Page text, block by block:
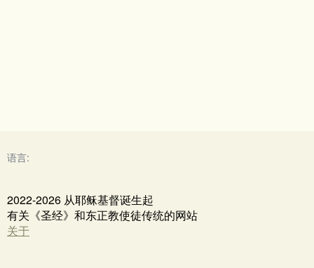
语言:
2022-2026 从耶稣基督诞生起
有关《圣经》和东正教使徒传统的网站
关于